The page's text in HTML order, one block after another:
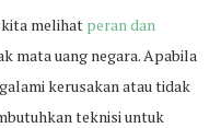
melihat peran dan
mata uang negara. Apabila
kerusakan atau tidak
teknisi untuk